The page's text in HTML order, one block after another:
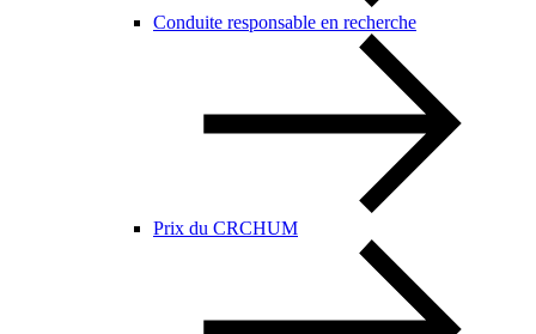
Conduite responsable en recherche
Prix du CRCHUM